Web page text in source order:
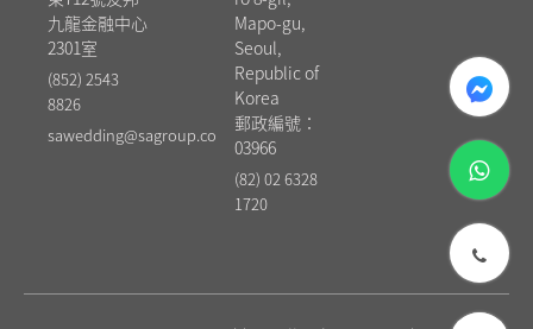
九龍金融中心
2301室
(852) 2543
8826
sawedding@sagroup.co
Mapo-gu,
Seoul,
Republic of
Korea
郵政編號：
03966
(82) 02 6328
1720
whatsapp
messenger
phone